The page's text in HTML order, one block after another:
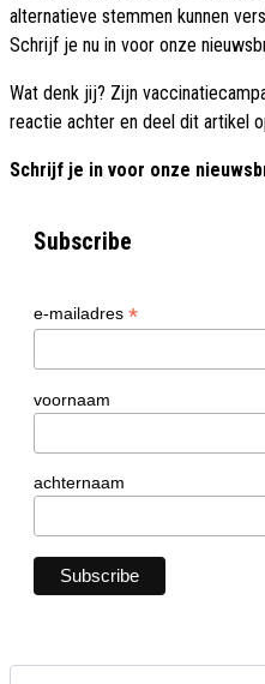
alternatieve stemmen kunnen
Schrijf je nu in voor onze
Wat denk jij? Zijn
reactie achter en deel dit artikel
Schrijf je in voor onze
Subscribe
e-mailadres *
voornaam
achternaam